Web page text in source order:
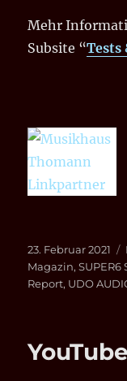
Mehr
Subsite “Tests
Veröffentlicht
am
23. Februar 2021
Magazin,SUPER6
Report, UDO